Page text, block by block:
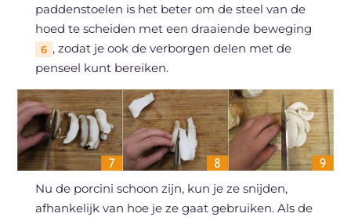
paddenstoelen is het beter om de steel van de
hoed te scheiden met een draaiende beweging
6 , zodat je ook de verborgen delen met de
penseel kunt bereiken.
Nu de porcini schoon zijn, kun je ze snijden,
afhankelijk van hoe je ze gaat gebruiken. Als de